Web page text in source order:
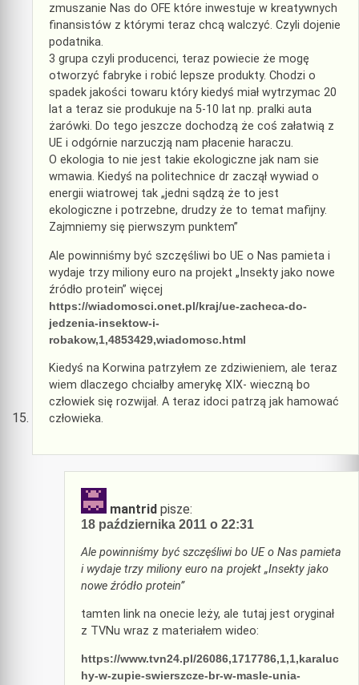
zmuszanie Nas do OFE które inwestuje w kreatywnych
finansistów z którymi teraz chcą walczyć. Czyli dojenie
podatnika.
3 grupa czyli producenci, teraz powiecie że mogę
otworzyć fabryke i robić lepsze produkty. Chodzi o
spadek jakości towaru który kiedyś miał wytrzymac 20
lat a teraz sie produkuje na 5-10 lat np. pralki auta
żarówki. Do tego jeszcze dochodzą że coś załatwią z
UE i odgórnie narzuczją nam płacenie haraczu.
O ekologia to nie jest takie ekologiczne jak nam sie
wmawia. Kiedyś na politechnice dr zaczął wywiad o
energii wiatrowej tak „jedni sądzą że to jest
ekologiczne i potrzebne, drudzy że to temat mafijny.
Zajmniemy się pierwszym punktem”
Ale powinniśmy być szczęśliwi bo UE o Nas pamieta i
wydaje trzy miliony euro na projekt „Insekty jako nowe
źródło protein” więcej
https://wiadomosci.onet.pl/kraj/ue-zacheca-do-
jedzenia-insektow-i-
robakow,1,4853429,wiadomosc.html
Kiedyś na Korwina patrzyłem ze zdziwieniem, ale teraz
wiem dlaczego chciałby amerykę XIX- wieczną bo
człowiek się rozwijał. A teraz idoci patrzą jak hamować
człowieka.
mantrid pisze:
18 października 2011 o 22:31
Ale powinniśmy być szczęśliwi bo UE o Nas pamieta
i wydaje trzy miliony euro na projekt „Insekty jako
nowe źródło protein”
tamten link na onecie leży, ale tutaj jest oryginał
z TVNu wraz z materiałem wideo:
https://www.tvn24.pl/26086,1717786,1,1,karaluc
hy-w-zupie-swierszcze-br-w-masle-unia-